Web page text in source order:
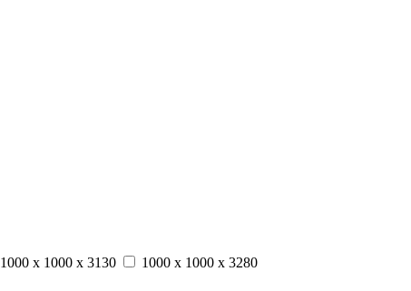
1000 x 1000 x 3130
1000 x 1000 x 3280